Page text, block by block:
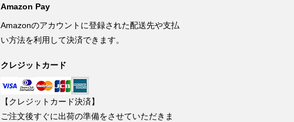
Amazon Pay
Amazonのアカウントに登録された配送先や支払
い方法を利用して決済できます。
クレジットカード
【クレジットカード決済】
ご注文後すぐに出荷の準備をさせていただきま